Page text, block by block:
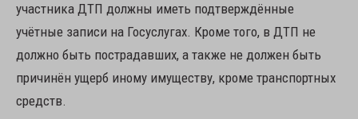
участника ДТП должны иметь подтверждённые
учётные записи на Госуслугах. Кроме того, в ДТП не
должно быть пострадавших, а также не должен быть
причинён ущерб иному имуществу, кроме транспортных
средств.